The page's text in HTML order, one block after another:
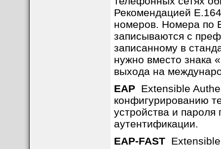
Рекомендацией
номеров. Номера по
записываются с
записанному в
нужно вместо знака
выхода на
EAPExtensible
конфигурированию
устройства и
аутентификации.
EAP-FASTExtensible